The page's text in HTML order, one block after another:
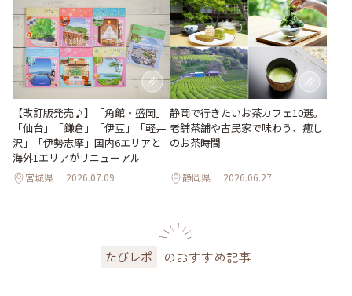
【改訂版発売♪】「角館・盛岡」
「仙台」「鎌倉」「伊豆」「軽井
沢」「伊勢志摩」国内6エリアと
海外1エリアがリニューアル
宮城県 2026.07.09
静岡で行きたいお茶カフェ10選。
老舗茶舗や古民家で味わう、癒し
のお茶時間
静岡県 2026.06.27
たびレポ のおすすめ記事